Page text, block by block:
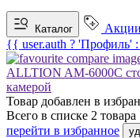
Каталог Акции
{{ user.auth ? 'Профиль'
ALLTION AM-6000C
камерой
Товар добавлен в
Всего в списке 2 товара
перейти в избранное